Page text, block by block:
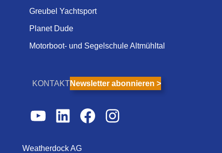
Greubel Yachtsport
Planet Dude
Motorboot- und Segelschule Altmühltal
KONTAKTNewsletter abonnieren >
YouTube
LinkedIn
Facebook
Instagram
Weatherdock AG